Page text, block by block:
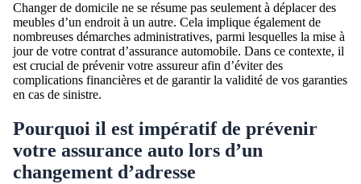
Changer de domicile ne se résume pas seulement à déplacer des
meubles d’un endroit à un autre. Cela implique également de
nombreuses démarches administratives, parmi lesquelles la mise à
jour de votre contrat d’assurance automobile. Dans ce contexte, il
est crucial de prévenir votre assureur afin d’éviter des
complications financières et de garantir la validité de vos garanties
en cas de sinistre.
Pourquoi il est impératif de prévenir
votre assurance auto lors d’un
changement d’adresse